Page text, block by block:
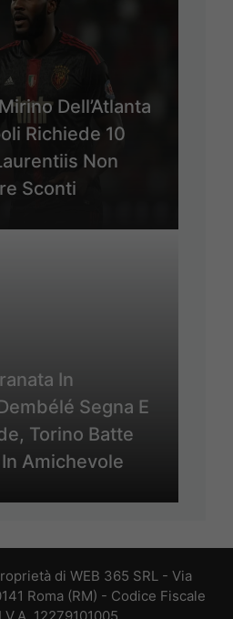
Dell’Atlanta
Richiede 10
Non
Sconti
In
Segna E
Torino Batte
Amichevole
di WEB 365 SRL - Via
Roma (RM) - Codice Fiscale